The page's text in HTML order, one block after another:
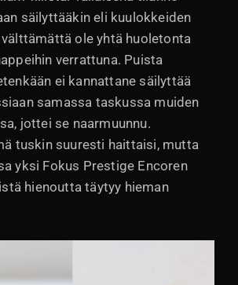
säilyttääkin eli kuulokkeiden
ole yhtä huoletonta
verrattuna. Puista
ei kannattane säilyttää
samassa taskussa muiden
jottei se naarmuunnu.
tuskin suuresti haittaisi, mutta
yksi Fokus Prestige Encoren
hienoutta täytyy hieman